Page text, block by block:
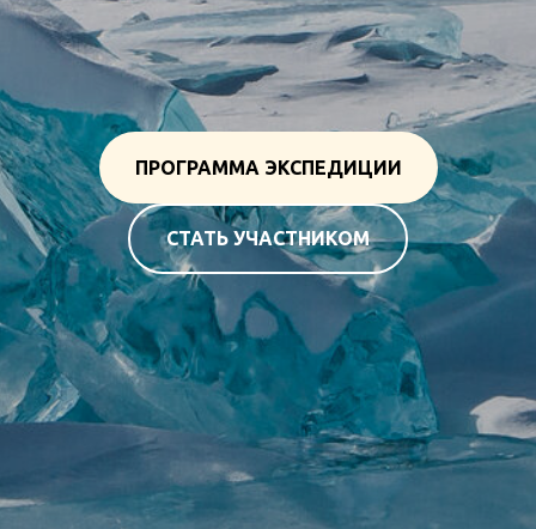
тур на Озеро Байкал, Россия
ПРОГРАММА ЭКСПЕДИЦИИ
СТАТЬ УЧАСТНИКОМ